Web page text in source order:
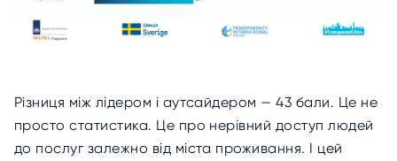
Різниця між лідером і аутсайдером — 43 бали. Це не
просто статистика. Це про нерівний доступ людей
до послуг залежно від міста проживання. І цей